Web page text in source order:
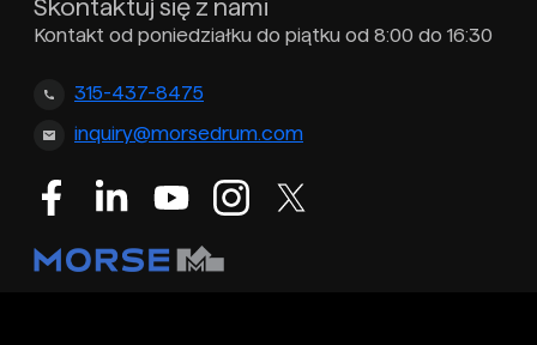
Skontaktuj się z nami
Kontakt od poniedziałku do piątku od 8:00 do 16:30
315-437-8475
inquiry@morsedrum.com